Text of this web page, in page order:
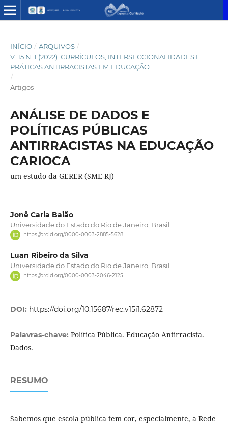
INÍCIO / ARQUIVOS /
V. 15 N. 1 (2022): CURRÍCULOS, INTERSECCIONALIDADES E
PRÁTICAS ANTIRRACISTAS EM EDUCAÇÃO
/
Artigos
ANÁLISE DE DADOS E
POLÍTICAS PÚBLICAS
ANTIRRACISTAS NA EDUCAÇÃO
CARIOCA
um estudo da GERER (SME-RJ)
Jonê Carla Baião
Universidade do Estado do Rio de Janeiro, Brasil.
https://orcid.org/0000-0003-2885-5628
Luan Ribeiro da Silva
Universidade do Estado do Rio de Janeiro, Brasil.
https://orcid.org/0000-0003-2046-2125
DOI: https://doi.org/10.15687/rec.v15i1.62872
Palavras-chave: Política Pública. Educação Antirracista.
Dados.
RESUMO
Sabemos que escola pública tem cor, especialmente, a Rede